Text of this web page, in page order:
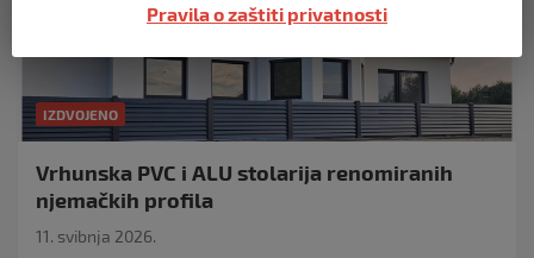
IZDVOJENO
Vrhunska PVC i ALU stolarija renomiranih
njemačkih profila
11. svibnja 2026.
Pravila o zaštiti privatnosti